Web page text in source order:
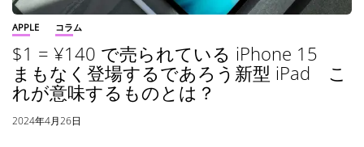
APPLE コラム
$1 = ¥140 で売られている iPhone 15
まもなく登場するであろう新型 iPad こ
れが意味するものとは？
2024年4月26日